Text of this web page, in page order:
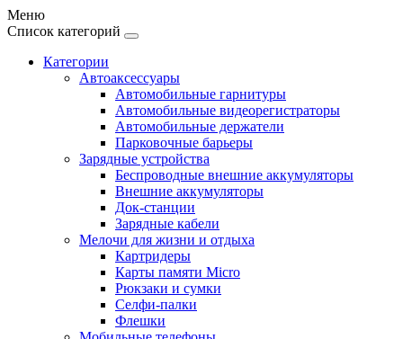
Меню
Список категорий
Категории
Автоаксессуары
Автомобильные гарнитуры
Автомобильные видеорегистраторы
Автомобильные держатели
Парковочные барьеры
Зарядные устройства
Беспроводные внешние аккумуляторы
Внешние аккумуляторы
Док-станции
Зарядные кабели
Мелочи для жизни и отдыха
Картридеры
Карты памяти Micro
Рюкзаки и сумки
Селфи-палки
Флешки